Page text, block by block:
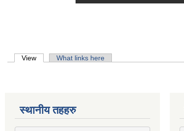
Primary tabs
View (active tab)What links here
स्थानीय तहहरु